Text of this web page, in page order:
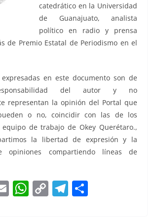
catedrático en la Universidad
de Guanajuato, analista
político en radio y prensa
de Premio Estatal de Periodismo en el
en este documento son de
del autor y no
representan la opinión del Portal que
o no, coincidir con las de los
de trabajo de Okey Querétaro.,
la libertad de expresión y la
opiniones compartiendo líneas de
E W C T